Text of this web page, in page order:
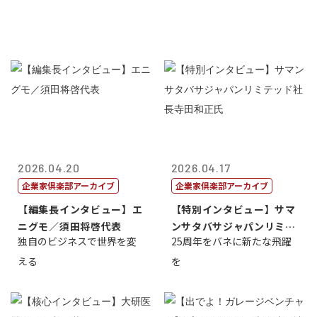
2026.04.20
企業家倶楽部アーカイブ
【編集長インタビュー】エ
ニグモ／須田将啓代表
独自のビジネスで世界を変
える
2026.04.17
企業家倶楽部アーカイブ
【特別インタビュー】サマ
ンサタバサジャパンリミテ
ッド社長寺田...
25周年をバネに新たな飛躍
を